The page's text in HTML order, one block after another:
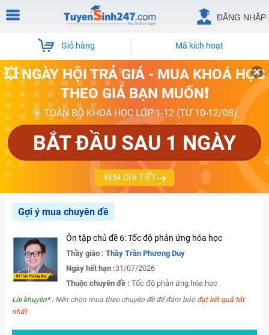
ĐĂNG NHẬP
Giỏ hàng Mã kích hoạt
💥 NGÀY HỘI TRẢ GIÁ - MUA KHOÁ HỌC
THEO GIÁ BẠN MUỐN❗
🎯 TOÀN BỘ KHOÁ HỌC LỚP 1-12 (TỪ 10-12/08)
BẮT ĐẦU SAU 1 NGÀY
XEM CHI TIẾT
Gợi ý mua chuyên đề
Ôn tập chủ đề 6: Tốc độ phản ứng hóa học
Thầy giáo : Thầy Trần Phương Duy
Ngày hết hạn :31/07/2026
Thuộc chuyên đề : Tốc độ phản ứng hóa học
Lời khuyên*: Nên chọn mua theo chuyên đề để đảm bảo đạt kết quả tốt
nhất